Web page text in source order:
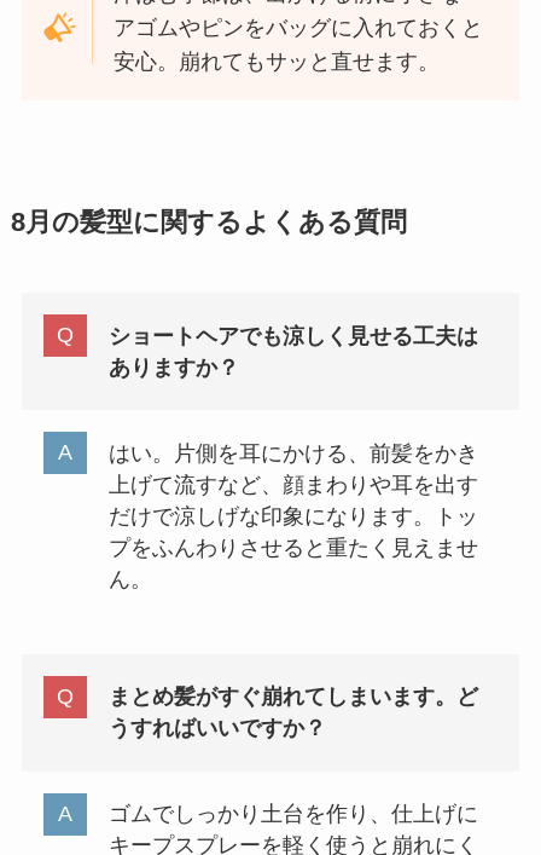
アゴムやピンをバッグに入れておくと
安心。崩れてもサッと直せます。
8月の髪型に関するよくある質問
ショートヘアでも涼しく見せる工夫は
ありますか？
はい。片側を耳にかける、前髪をかき
上げて流すなど、顔まわりや耳を出す
だけで涼しげな印象になります。トッ
プをふんわりさせると重たく見えませ
ん。
まとめ髪がすぐ崩れてしまいます。ど
うすればいいですか？
ゴムでしっかり土台を作り、仕上げに
キープスプレーを軽く使うと崩れにく